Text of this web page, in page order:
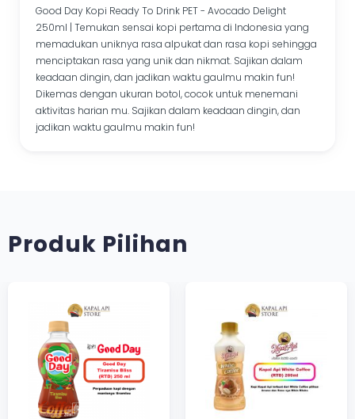
Good Day Kopi Ready To Drink PET - Avocado Delight
250ml | Temukan sensai kopi pertama di Indonesia yang
memadukan uniknya rasa alpukat dan rasa kopi sehingga
menciptakan rasa yang unik dan nikmat. Sajikan dalam
keadaan dingin, dan jadikan waktu gaulmu makin fun!
Dikemas dengan ukuran botol, cocok untuk menemani
aktivitas harian mu. Sajikan dalam keadaan dingin, dan
jadikan waktu gaulmu makin fun!
Produk Pilihan